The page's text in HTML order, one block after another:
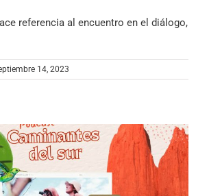
referencia al encuentro en el diálogo,
14, 2023